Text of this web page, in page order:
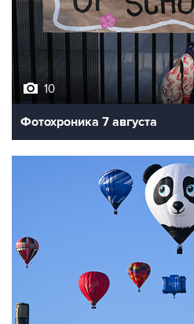
10
Фотохроника 7 августа